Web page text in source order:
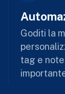
Goditi la
tag e